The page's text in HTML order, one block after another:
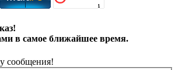
в самое ближайшее время.
сообщения!